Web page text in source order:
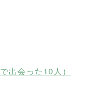
出会った10人）